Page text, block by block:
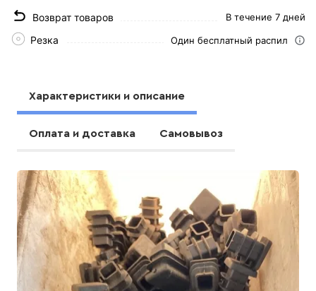
Возврат товаров В течение 7 дней
Резка Один бесплатный распил
Характеристики и описание
Оплата и доставка Самовывоз